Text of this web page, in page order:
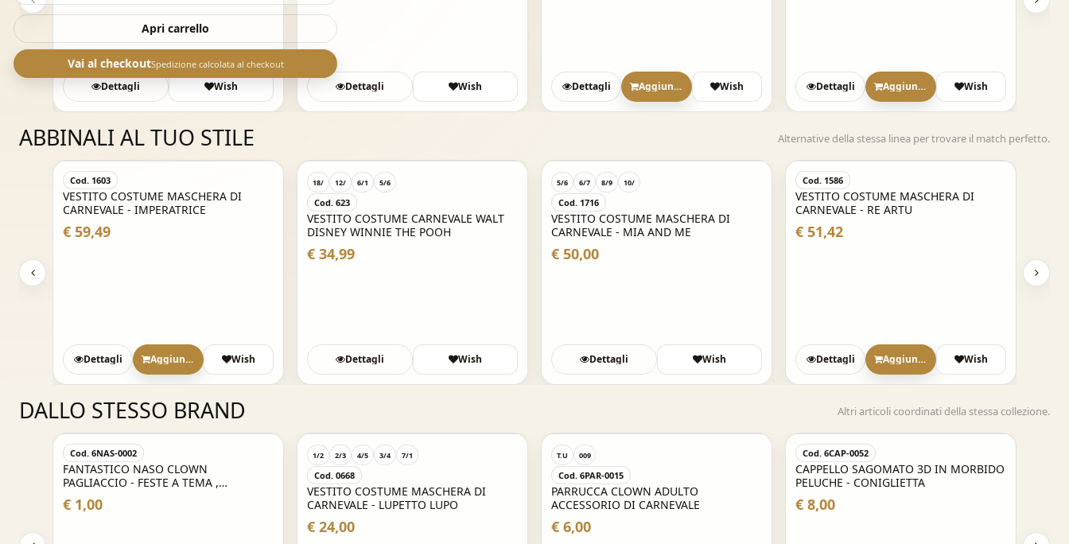
Apri carrello
Vai al checkoutSpedizione calcolata al checkout
Dettagli Wish Dettagli Wish Dettagli Aggiungi Wish Dettagli Aggiungi Wish
ABBINALI AL TUO STILE Alternative della stessa linea per trovare il match perfetto.
Cod. 1603
VESTITO COSTUME MASCHERA DI
CARNEVALE - IMPERATRICE
€ 59,49
Dettagli Aggiungi Wish
18/ 12/ 6/1 5/6
Cod. 623
VESTITO COSTUME CARNEVALE WALT
DISNEY WINNIE THE POOH
€ 34,99
Dettagli Wish
5/6 6/7 8/9 10/
Cod. 1716
VESTITO COSTUME MASCHERA DI
CARNEVALE - MIA AND ME
€ 50,00
Dettagli Wish
Cod. 1586
VESTITO COSTUME MASCHERA DI
CARNEVALE - RE ARTU
€ 51,42
Dettagli Aggiungi Wish
DALLO STESSO BRAND Altri articoli coordinati della stessa collezione.
Cod. 6NAS-0002
FANTASTICO NASO CLOWN
PAGLIACCIO - FESTE A TEMA ,
CARNEVALE , PARTY E NON SOLO
€ 1,00
1/2 2/3 4/5 3/4 7/1
Cod. 0668
VESTITO COSTUME MASCHERA DI
CARNEVALE - LUPETTO LUPO
€ 24,00
T.U 009
Cod. 6PAR-0015
PARRUCCA CLOWN ADULTO
ACCESSORIO DI CARNEVALE
€ 6,00
Cod. 6CAP-0052
CAPPELLO SAGOMATO 3D IN MORBIDO
PELUCHE - CONIGLIETTA
€ 8,00